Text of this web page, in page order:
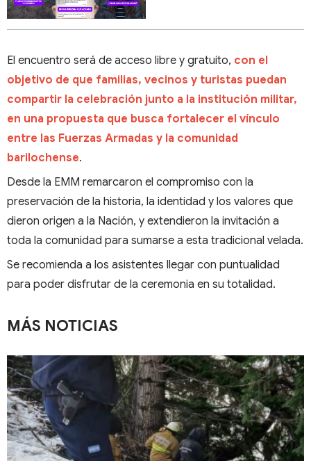
El encuentro será de acceso libre y gratuito, con el
objetivo de que familias, vecinos y turistas puedan
compartir la celebración junto a la institución militar,
en una propuesta que busca fortalecer el vínculo
entre las Fuerzas Armadas y la comunidad
barilochense.
Desde la EMM remarcaron el compromiso con la
preservación de la historia, la identidad y los valores que
dieron origen a la Nación, y extendieron la invitación a
toda la comunidad para sumarse a esta tradicional velada.
Se recomienda a los asistentes llegar con puntualidad
para poder disfrutar de la ceremonia en su totalidad.
MÁS NOTICIAS